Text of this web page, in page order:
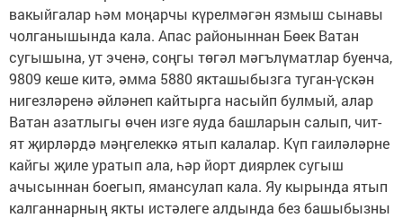
вакыйгалар һәм моңарчы күрелмәгән язмыш сынавы
чолганышында кала. Апас районыннан Бөек Ватан
сугышына, ут эченә, соңгы төгәл мәгълүматлар буенча,
9809 кеше китә, әмма 5880 якташыбызга туган-үскән
нигезләренә әйләнеп кайтырга насыйп булмый, алар
Ватан азатлыгы өчен изге яуда башларын салып, чит-
ят җирләрдә мәңгелеккә ятып калалар. Күп гаиләләрне
кайгы җиле уратып ала, һәр йорт диярлек сугыш
ачысыннан боегып, ямансулап кала. Яу кырында ятып
калганнарның якты истәлеге алдында без башыбызны